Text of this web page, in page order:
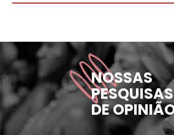
NOSSAS
PESQUISAS
DE